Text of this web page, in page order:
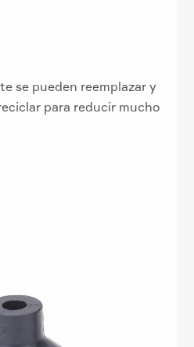
se pueden reemplazar y
para reducir mucho